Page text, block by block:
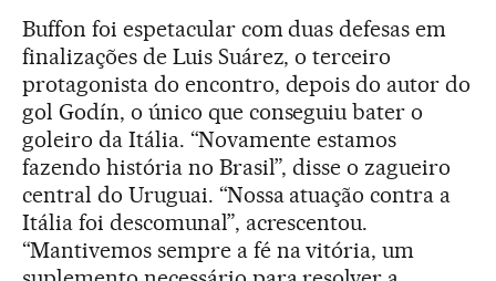
Buffon foi espetacular com duas defesas em
finalizações de Luis Suárez, o terceiro
protagonista do encontro, depois do autor do
gol Godín, o único que conseguiu bater o
goleiro da Itália. “Novamente estamos
fazendo história no Brasil”, disse o zagueiro
central do Uruguai. “Nossa atuação contra a
Itália foi descomunal”, acrescentou.
“Mantivemos sempre a fé na vitória, um